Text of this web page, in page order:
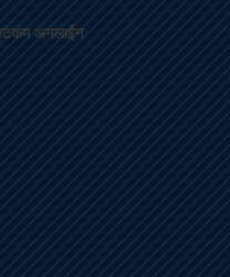
डटकम अनलाईन